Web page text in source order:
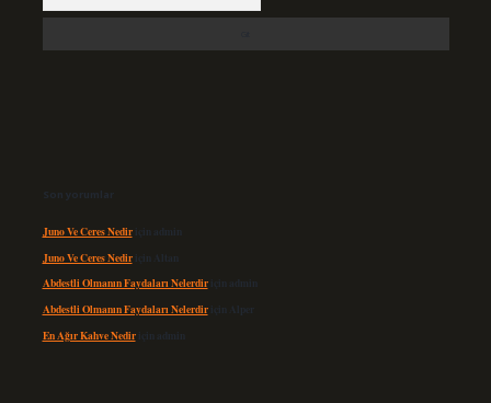
Son yorumlar
Juno Ve Ceres Nediriçin admin
Juno Ve Ceres Nediriçin Altan
Abdestli Olmanın Faydaları Nelerdiriçin admin
Abdestli Olmanın Faydaları Nelerdiriçin Alper
En Ağır Kahve Nediriçin admin